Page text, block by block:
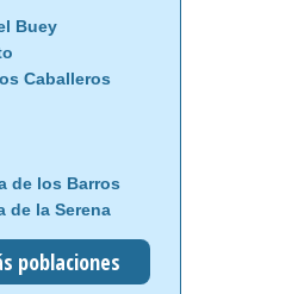
Buey
Caballeros
de los Barros
de la Serena
poblaciones